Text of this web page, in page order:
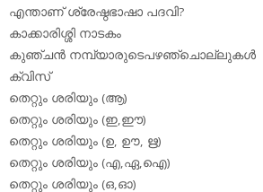
എന്താണ് ശ്രേഷ്ഠഭാഷാ പദവി?
കാക്കാരിശ്ശി നാടകം
കുഞ്ചന്‍ നമ്പ്യാരുടെപഴഞ്ചൊല്ലുകള്‍
ക്വിസ്
തെറ്റും ശരിയും (ആ)
തെറ്റും ശരിയും (ഇ,ഈ)
തെറ്റും ശരിയും (ഉ, ഊ, ഋ)
തെറ്റും ശരിയും (എ,ഏ,ഐ)
തെറ്റും ശരിയും (ഒ,ഓ)